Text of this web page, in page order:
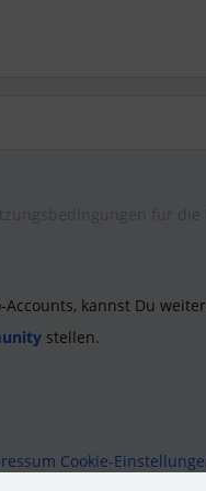
kannst Du
stellen.
Cookie-